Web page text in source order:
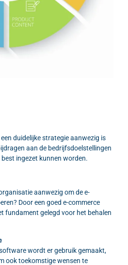
duidelijke strategie aanwezig is
aan de bedrijfsdoelstellingen
ingezet kunnen worden.
aanwezig om de e-
Door een goed e-commerce
fundament gelegd voor het behalen
wordt er gebruik gemaakt,
ook toekomstige wensen te